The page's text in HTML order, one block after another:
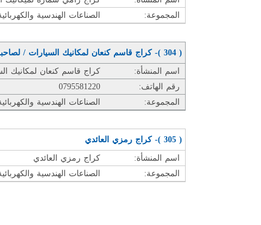
المجموعة:
الصناعات الهندسية
( 304 )- كراج قاسم كنعان لمكانيك السيارات / لصاحبه قاسم محمد مصطفى كنعان
اسم المنشأة:
كراج قاسم كنعان لمكانيك
رقم الهاتف:
0795581220
المجموعة:
الصناعات الهندسية
( 305 )- كراج رمزي العائدي
اسم المنشأة:
كراج رمزي العائدي
المجموعة:
الصناعات الهندسية